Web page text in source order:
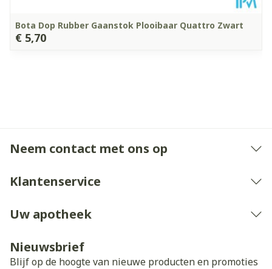
Bota Dop Rubber Gaanstok Plooibaar Quattro Zwart
€ 5,70
Neem contact met ons op
Klantenservice
Uw apotheek
Nieuwsbrief
Blijf op de hoogte van nieuwe producten en promoties